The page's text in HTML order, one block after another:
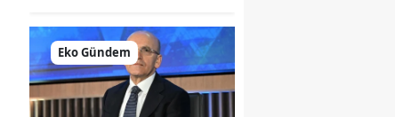
Eko Gündem